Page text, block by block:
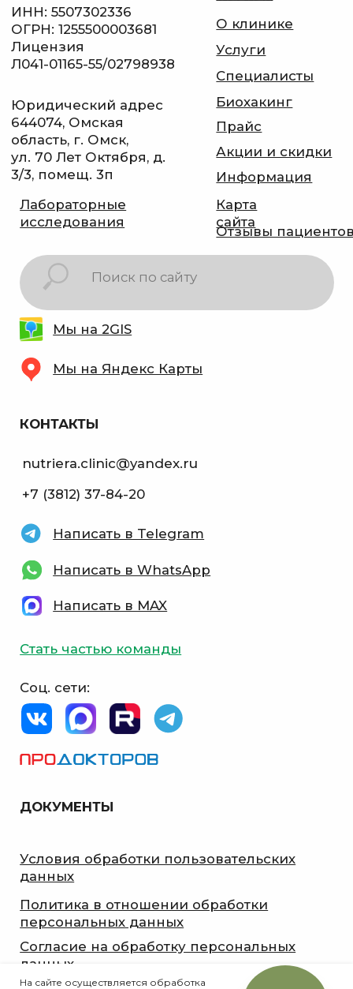
На сайте осуществляется обработка